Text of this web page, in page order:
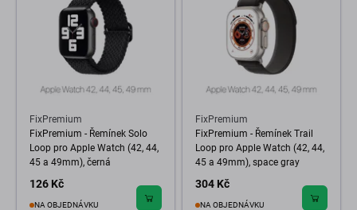
FixPremium
FixPremium - Řemínek Solo
Loop pro Apple Watch (42, 44,
45 a 49mm), černá
126 Kč
NA OBJEDNÁVKU
FixPremium
FixPremium - Řemínek Trail
Loop pro Apple Watch (42, 44,
45 a 49mm), space gray
304 Kč
NA OBJEDNÁVKU